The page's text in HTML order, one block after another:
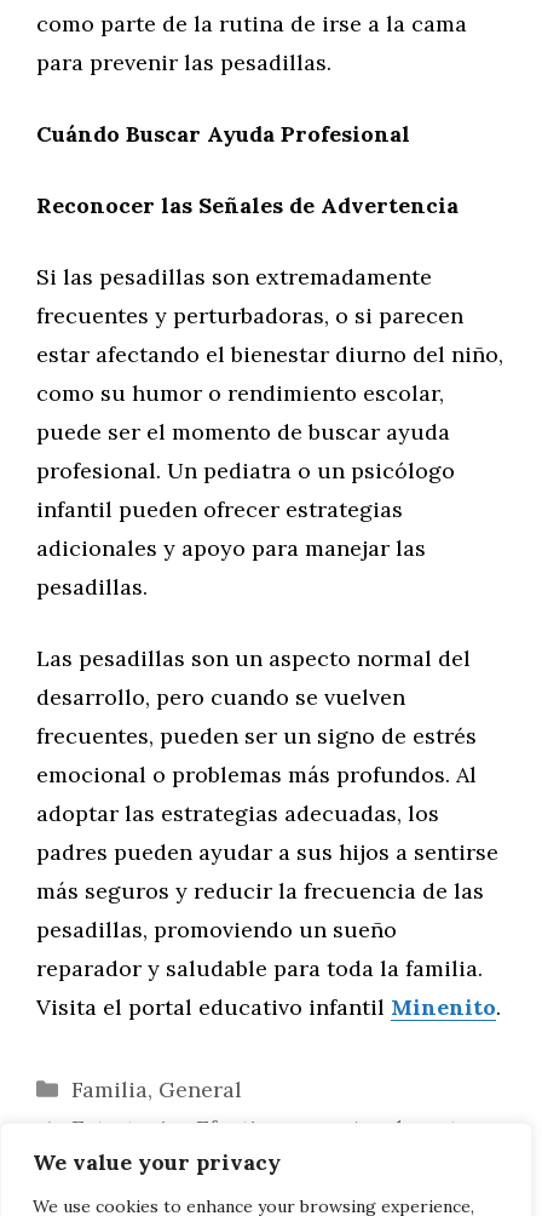
We value your privacy
We use cookies to enhance your browsing experience,
como parte de la rutina de irse a la cama
para prevenir las pesadillas.
Cuándo Buscar Ayuda Profesional
Reconocer las Señales de Advertencia
Si las pesadillas son extremadamente
frecuentes y perturbadoras, o si parecen
estar afectando el bienestar diurno del niño,
como su humor o rendimiento escolar,
puede ser el momento de buscar ayuda
profesional. Un pediatra o un psicólogo
infantil pueden ofrecer estrategias
adicionales y apoyo para manejar las
pesadillas.
Las pesadillas son un aspecto normal del
desarrollo, pero cuando se vuelven
frecuentes, pueden ser un signo de estrés
emocional o problemas más profundos. Al
adoptar las estrategias adecuadas, los
padres pueden ayudar a sus hijos a sentirse
más seguros y reducir la frecuencia de las
pesadillas, promoviendo un sueño
reparador y saludable para toda la familia.
Visita el portal educativo infantil Minenito.
Categorías
Familia, General
Estrategias Efectivas para Ayudar a tu
Hijo a Superar la Timidez
Beneficios del Ejercicio para la Salud